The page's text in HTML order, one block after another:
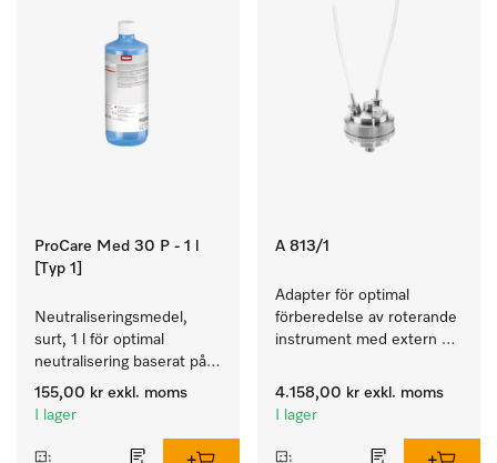
ProCare Med 30 P - 1 l
[Typ 1]
Neutraliseringsmedel,
surt, 1 l för optimal
neutralisering baserat på
anorganisk syra.
155,00 kr exkl. moms
I lager
A 813/1
Adapter för optimal
förberedelse av roterande
instrument med extern
4.158,00 kr exkl. moms
I lager